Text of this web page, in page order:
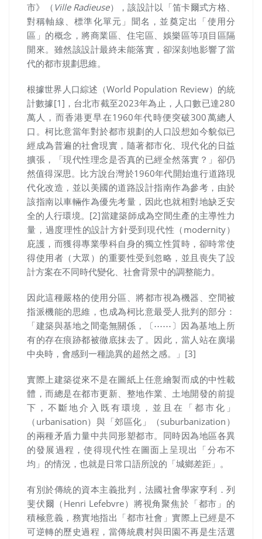
市》（ Ville Radieuse），該設計以「笛卡爾式方格、
對稱軸線、標準化單元」聞名，並奠定出「使用分
區」的概念，將商業區、住宅區、娛樂區等項目區隔
開來。雖然該設計最終未能落實，卻深刻地影響了當
代的都市規劃思維。
根據世界人口綜述（World Population Review）的統
計數據[1]，台北市截至2023年為止，人口數已達280
萬人，而香港更早在1960年代時便突破300萬總人
口。柯比意當年對於都市規劃的人口設想如今貌似已
經成為普遍的社會現實，隨著都市化、現代化的日益
擴張，「現代性理念是否真的已經全然落實？」卻仍
然值得深思。比方說台灣於1960年代開始進行道路現
代化改造，並以美國的道路設計指南作為參考，由於
該指南以車輛作為優先考量，因此也就相對地缺乏安
全的人行環境。[2]當建築師成為空間生產的主導性力
量，過度理性的設計方針受到現代性（modernity）
庇護，而獲得專業學科自身的獨立性質時，卻時常使
得使用者（大眾）的重要性受到忽略，並且喪失了設
計方案在不同時代變化、社會背景中的調整能力。
因此這種嚴格的使用分區、將都市視為機器、空間被
指派機能的思維，也成為柯比意最受人批判的部分：
「建築與基地之間毫無關係，〔⋯⋯〕因為基地上所
有的存在痕跡都被徹底抹去了。因此，當人站在廣場
中央時，會感到一種詭異的超然之感。」[3]
實際上建築從來不是在圖紙上任意繪製而成的中性載
體，而總是在都市更新、整地作業、土地開發的前提
下，不斷地介入既有環境，並且在「都市化」
（urbanisation）與「郊區化」（suburbanization）
的兩種矛盾力量中共同形塑都市。同時因為地區各異
的發展過程，使得現代性在圖面上呈現出「分布不
均」的情況，也就是日常口語所說的「城鄉差距」。
有別於傳統的資本主義批判， 法國社會學家亨利．列
斐伏爾（Henri Lefebvre）將視角聚焦於「都市」的
積極意義，務實地指出「都市社會」實際上已經是不
可逆轉的歷史過程，當傳統農村與田園不再是生活選